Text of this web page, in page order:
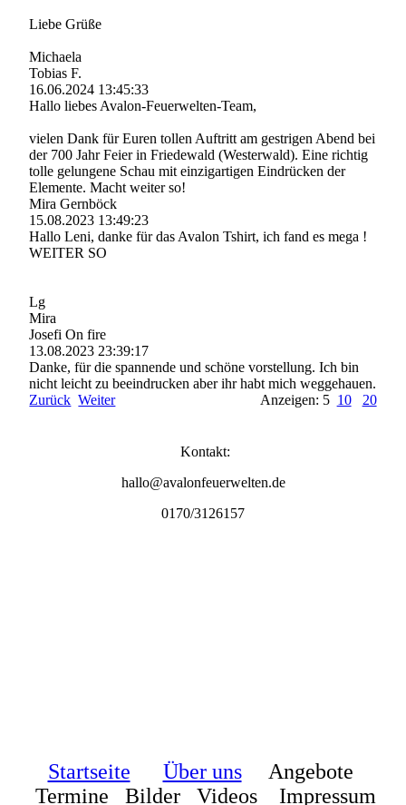
Liebe Grüße
Michaela
Tobias F.
16.06.2024 13:45:33
Hallo liebes Avalon-­Feuerwelten-­Team,­
vielen Dank für Euren tollen Auftritt am gestrigen Abend bei
der 700 Jahr Feier in Friedewald (Westerwald). Eine richtig
tolle gelungene Schau mit einzigartigen Eindrücken der
Elemente. Macht weiter so!
Mira Gernböck
15.08.2023 13:49:23
Hallo Leni, danke für das Avalon Tshirt, ich fand es mega !
WEITER SO
Lg
Mira
Josefi On fire
13.08.2023 23:39:17
Danke, für die spannende und schöne vorstellung. Ich bin
nicht leicht zu beeindrucken aber ihr habt mich weggehauen.
Zurück Weiter Anzeigen: 5 10 20
Kontakt:
hallo@avalonfeuerwelten.de
0170/3126157
Startseite Über uns
Angebote
Termine Bilder Videos Impressum